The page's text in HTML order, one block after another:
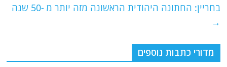
p
o
בחריין: החתונה היהודית הראשונה מזה יותר מ -50 שנה
→
מדורי כתבות נוספים